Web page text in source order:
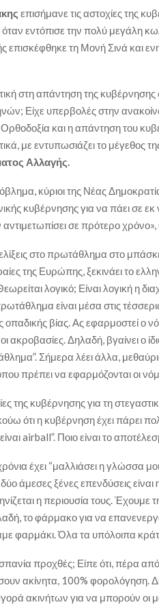
επισήμανε τις αστοχίες της
εντόπισε την πολύ μεγάλη
επισκέφθηκε τη Μονή Σινά και
στη απάντηση της
Είχε υπερβολές στην
και η απάντηση του
με εντυπωσιάζει το
Αλλαγής.
κύριοι της Νέας
κυβέρνησης για να πάει σε
σε πρότερο
στο πρωτάθλημα στο
της Ευρώπης, ξεκινάει το
λογικό; Είναι λογική η
είναι μέσα στις
οπαδικής βίας. Ας εφαρμοστεί
οι ακροβασίες. Δηλαδή, βγαίνει ο
Σήμερα λέει άλλα,
πρέπει να εφαρμόζονται οι
της κυβέρνησης για τη
ότι η κυβέρνηση έχει πάρει
airball”. Ποιο είναι το
έχει “μαλλιάσει η γλώσσα
άμεσες ξένες επενδύσεις
η περιουσία τους.
το φάρμακο για να
φαρμάκι. Όλα τα υπόλοιπα
προχθές; Είπε ότι, πέρα
ακίνητα, 100% φορολόγηση.
ακινήτων για να μπορούν οι